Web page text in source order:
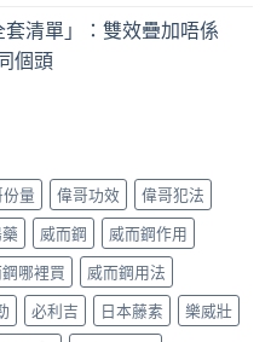
清單」：雙效疊加唔係
個頭
量 偉哥功效
偉哥犯法
威而鋼
威而鋼作用
哪裡買
威而鋼用法
必利吉 日本藤素
樂威壯